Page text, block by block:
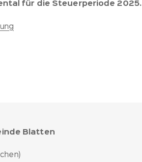
für die Steuerperiode 2025.
Blatten